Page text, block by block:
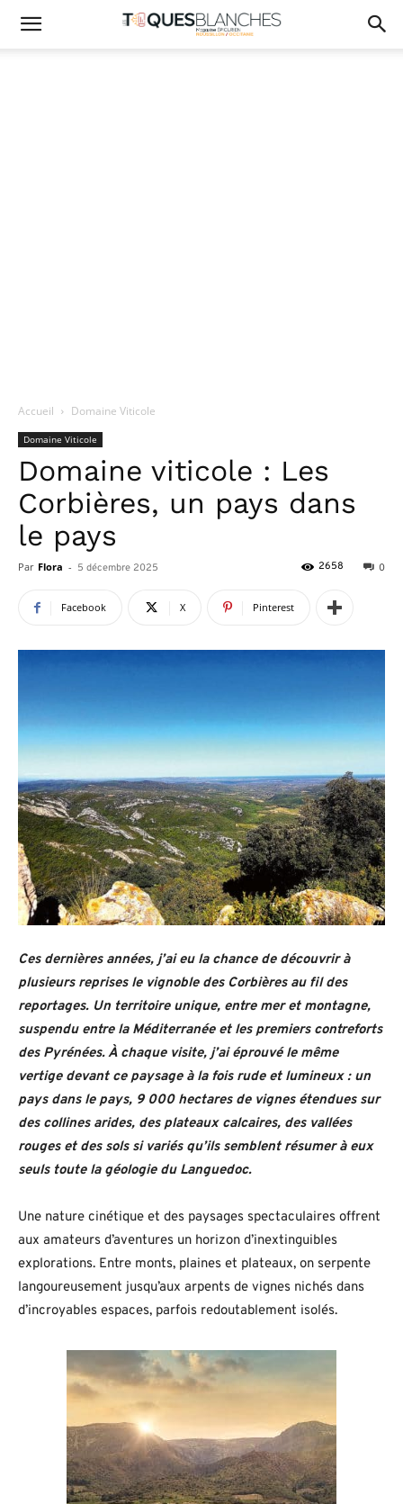
Accueil Domaine Viticole
Domaine Viticole
Domaine viticole : Les
Corbières, un pays dans
le pays
Par Flora - 5 décembre 2025 0
2658
Facebook X Pinterest
Ces dernières années, j’ai eu la chance de découvrir à
plusieurs reprises le vignoble des Corbières au fil des
reportages. Un territoire unique, entre mer et montagne,
suspendu entre la Méditerranée et les premiers contreforts
des Pyrénées. À chaque visite, j’ai éprouvé le même
vertige devant ce paysage à la fois rude et lumineux : un
pays dans le pays, 9 000 hectares de vignes étendues sur
des collines arides, des plateaux calcaires, des vallées
rouges et des sols si variés qu’ils semblent résumer à eux
seuls toute la géologie du Languedoc.
Une nature cinétique et des paysages spectaculaires offrent
aux amateurs d’aventures un horizon d’inextinguibles
explorations. Entre monts, plaines et plateaux, on serpente
langoureusement jusqu’aux arpents de vignes nichés dans
d’incroyables espaces, parfois redoutablement isolés.